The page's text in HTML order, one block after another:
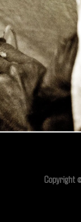
Copyright